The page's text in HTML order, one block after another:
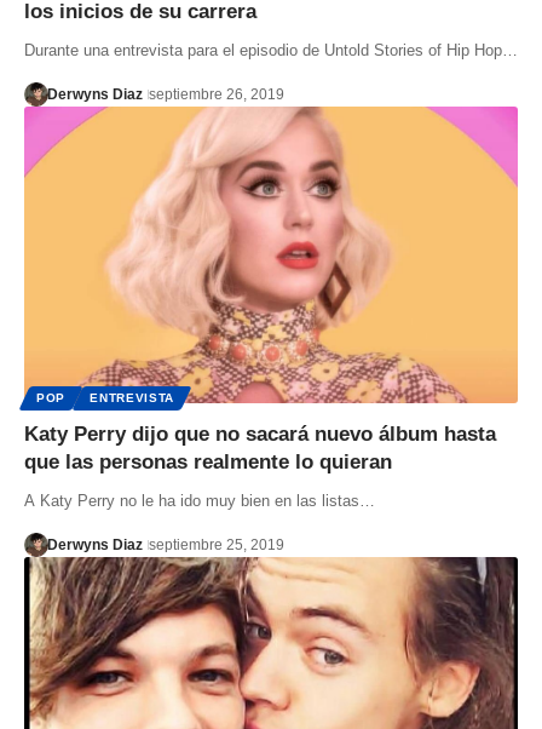
los inicios de su carrera
Durante una entrevista para el episodio de Untold Stories of Hip Hop…
Derwyns Diaz septiembre 26, 2019
POP ENTREVISTA
Katy Perry dijo que no sacará nuevo álbum hasta
que las personas realmente lo quieran
A Katy Perry no le ha ido muy bien en las listas…
Derwyns Diaz septiembre 25, 2019